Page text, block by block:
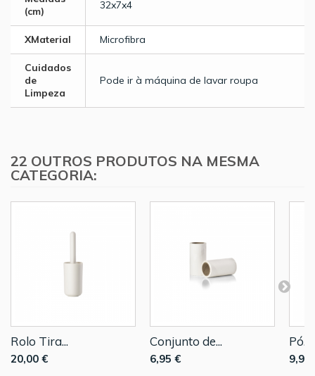
(cm)
32x7x4
XMaterial Microfibra
Cuidados
de
Limpeza
Pode ir à máquina de lavar roupa
22 OUTROS PRODUTOS NA MESMA
CATEGORIA:
Rolo Tira...
20,00 €
Conjunto de...
6,95 €
Pó...
9,95